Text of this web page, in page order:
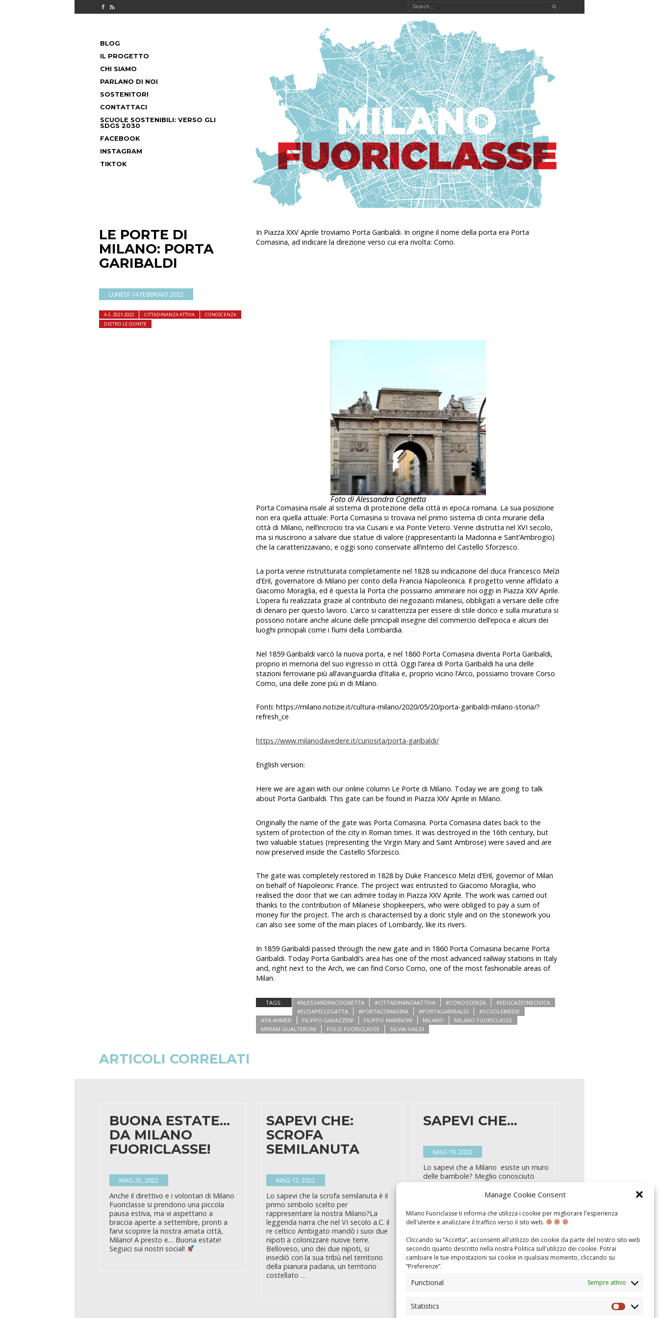
Manage Cookie Consent
Milano Fuoriclasse ti informa che utilizza i cookie per migliorare l'esperienza
dell'utente e analizzare il traffico verso il sito web.
Cliccando su “Accetta“, acconsenti all'utilizzo dei cookie da parte del nostro sito web
secondo quanto descritto nella nostra Politica sull'utilizzo dei cookie. Potrai
cambiare le tue impostazioni sui cookie in qualsiasi momento, cliccando su
“Preferenze”.
Functional Sempre attivo
Statistics Statistics
Check out our Facebook page
MENU PRINCIPALE
PASSA
CONTENUTO
BLOG
IL PROGETTO
CHI SIAMO
PARLANO DI NOI
SOSTENITORI
CONTATTACI
SCUOLE SOSTENIBILI: VERSO GLI
SDGS 2030
FACEBOOK
INSTAGRAM
TIKTOK
LE PORTE DI
MILANO: PORTA
GARIBALDI
LUNEDÌ 14 FEBBRAIO 2022
A.S. 2021-2022 CITTADINANZA ATTIVA
CONOSCENZA
DIETRO LE QUINTE
In Piazza XXV Aprile troviamo Porta Garibaldi. In origine il nome della porta era Porta
Comasina, ad indicare la direzione verso cui era rivolta: Como.
Foto di Alessandra Cognetta
Porta Comasina risale al sistema di protezione della città in epoca romana. La sua posizione
non era quella attuale: Porta Comasina si trovava nel primo sistema di cinta murarie della
città di Milano, nell’incrocio tra via Cusani e via Ponte Vetero. Venne distrutta nel XVI secolo,
ma si riuscirono a salvare due statue di valore (rappresentanti la Madonna e Sant’Ambrogio)
che la caratterizzavano, e oggi sono conservate all’interno del Castello Sforzesco.
La porta venne ristrutturata completamente nel 1828 su indicazione del duca Francesco Melzi
d’Eril, governatore di Milano per conto della Francia Napoleonica. Il progetto venne affidato a
Giacomo Moraglia, ed è questa la Porta che possiamo ammirare noi oggi in Piazza XXV Aprile.
L’opera fu realizzata grazie al contributo dei negozianti milanesi, obbligati a versare delle cifre
di denaro per questo lavoro. L’arco si caratterizza per essere di stile dorico e sulla muratura si
possono notare anche alcune delle principali insegne del commercio dell’epoca e alcuni dei
luoghi principali come i fiumi della Lombardia.
Nel 1859 Garibaldi varcò la nuova porta, e nel 1860 Porta Comasina diventa Porta Garibaldi,
proprio in memoria del suo ingresso in città. Oggi l’area di Porta Garibaldi ha una delle
stazioni ferroviarie più all’avanguardia d’Italia e, proprio vicino l’Arco, possiamo trovare Corso
Como, una delle zone più in di Milano.
Fonti: https://milano.notizie.it/cultura-milano/2020/05/20/porta-garibaldi-milano-storia/?
refresh_ce
https://www.milanodavedere.it/curiosita/porta-garibaldi/
English version:
Here we are again with our online column Le Porte di Milano. Today we are going to talk
about Porta Garibaldi. This gate can be found in Piazza XXV Aprile in Milano.
Originally the name of the gate was Porta Comasina. Porta Comasina dates back to the
system of protection of the city in Roman times. It was destroyed in the 16th century, but
two valuable statues (representing the Virgin Mary and Saint Ambrose) were saved and are
now preserved inside the Castello Sforzesco.
The gate was completely restored in 1828 by Duke Francesco Melzi d’Eril, governor of Milan
on behalf of Napoleonic France. The project was entrusted to Giacomo Moraglia, who
realised the door that we can admire today in Piazza XXV Aprile. The work was carried out
thanks to the contribution of Milanese shopkeepers, who were obliged to pay a sum of
money for the project. The arch is characterised by a doric style and on the stonework you
can also see some of the main places of Lombardy, like its rivers.
In 1859 Garibaldi passed through the new gate and in 1860 Porta Comasina became Porta
Garibaldi. Today Porta Garibaldi’s area has one of the most advanced railway stations in Italy
and, right next to the Arch, we can find Corso Como, one of the most fashionable areas of
Milan.
TAGS: #ALESSANDRACOGNETTA #CITTADINANZAATTIVA #CONOSCENZA
#EDUCAZIONECIVICA
#ELISAPELLEGATTA
#PORTACOMASINA #PORTAGARIBALDI
#SCUOLEMEDIE
AYA AHMED
FILIPPO GAVAZZENI FILIPPO MARINONI MILANO
MILANO FUORICLASSE
MIRIAM GUALTERONI
POLIS FUORICLASSE SILVIA IVALDI
ARTICOLI CORRELATI
BUONA ESTATE…
DA MILANO
FUORICLASSE!
MAG 25, 2022
Anche il direttivo e i volontari di Milano
Fuoriclasse si prendono una piccola
pausa estiva, ma vi aspettano a
braccia aperte a settembre, pronti a
farvi scoprire la nostra amata città,
Milano! A presto e… Buona estate!
Seguici sui nostri social!
SAPEVI CHE:
SCROFA
SEMILANUTA
MAG 13, 2022
Lo sapevi che la scrofa semilanuta è il
primo simbolo scelto per
rappresentare la nostra Milano?La
leggenda narra che nel VI secolo a.C. il
re celtico Ambigato mandò i suoi due
nipoti a colonizzare nuove terre.
Belloveso, uno dei due nipoti, si
insediò con la sua tribù nel territorio
della pianura padana, un territorio
costellato …
SAPEVI CHE…
MAG 19, 2022
Lo sapevi che a Milano esiste un muro
delle bambole? Meglio conosciuto
come “Wall of Dolls” nasce dall’idea
dell’artista, cantante e conduttrice
decise di creare questa installazione
artistica come simbolo della lotta
sulle donne. Si tratta di una griglia
installata su un …